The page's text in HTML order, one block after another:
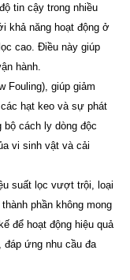
tin cậy trong nhiều
khả năng hoạt động ở
cao. Điều này giúp
hành.
Fouling), giúp giảm
hạt keo và sự phát
bộ cách ly dòng độc
vi sinh vật và cải
suất lọc vượt trội, loại
phần không mong
để hoạt động hiệu quả
đáp ứng nhu cầu đa